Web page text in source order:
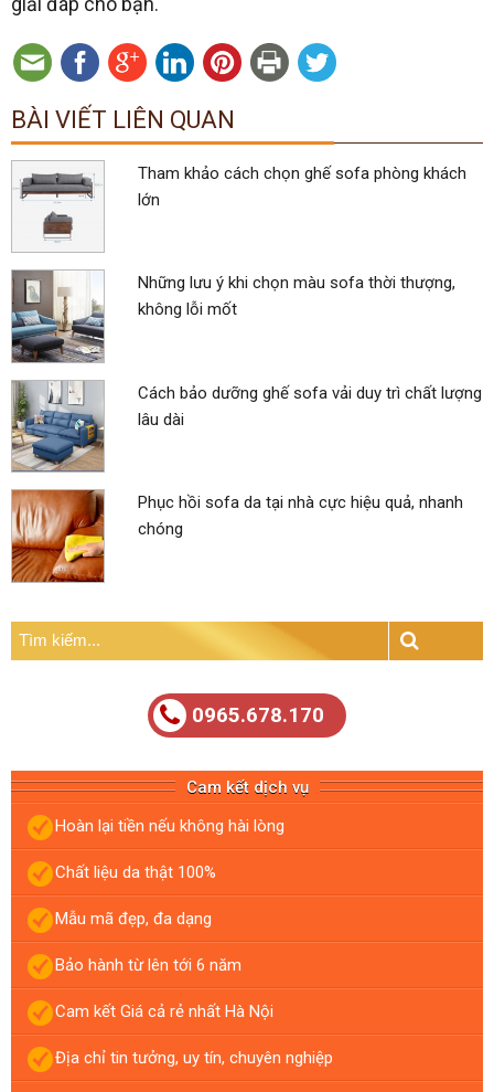
BÀI VIẾT LIÊN QUAN
Tham khảo cách chọn ghế sofa phòng khách
lớn
Những lưu ý khi chọn màu sofa thời thượng,
không lỗi mốt
Cách bảo dưỡng ghế sofa vải duy trì chất lượng
lâu dài
Phục hồi sofa da tại nhà cực hiệu quả, nhanh
chóng
Tìm
kiếm:
0965.678.170
Cam kết dịch vụ
Hoàn lại tiền nếu không hài lòng
Chất liệu da thật 100%
Mẫu mã đẹp, đa dạng
Bảo hành từ lên tới 6 năm
Cam kết Giá cả rẻ nhất Hà Nội
Địa chỉ tin tưởng, uy tín, chuyên nghiệp